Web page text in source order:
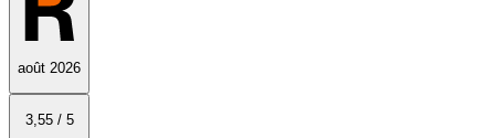
août 2026
3,55/ 5